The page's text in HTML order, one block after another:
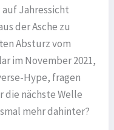
Jahressicht
der Asche zu
Absturz vom
im November 2021,
Hype, fragen
die nächste Welle
mehr dahinter?